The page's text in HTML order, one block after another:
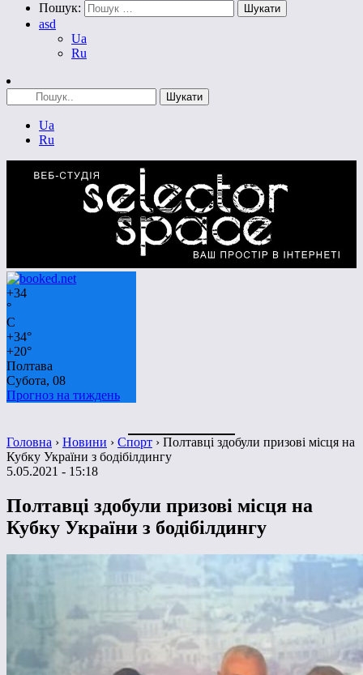
Пошук:
asd
Ua
Ru
Ua
Ru
+34
°
C
+34°
+20°
Полтава
Субота, 08
Прогноз на тиждень
Головна › Новини › Спорт › Полтавці здобули призові місця на
Кубку України з бодібілдингу
5.05.2021 - 15:18
Полтавці здобули призові місця на
Кубку України з бодібілдингу